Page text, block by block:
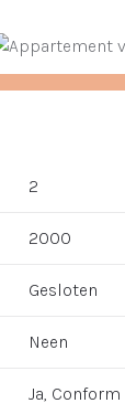
2
2000
Gesloten
Neen
Ja, Conform